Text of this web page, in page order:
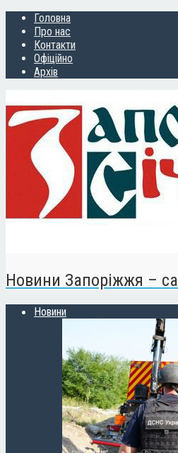
Головна
Про нас
Контакти
Офіційно
Архів
Новини Запоріжжя –
Новини